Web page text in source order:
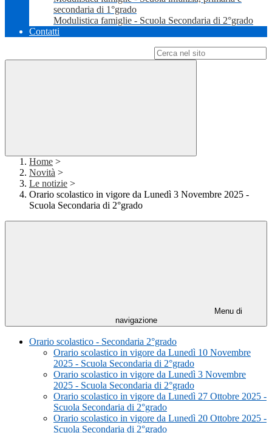
secondaria di 1°grado
Modulistica famiglie - Scuola Secondaria di 2°grado
Contatti
Home >
Novità >
Le notizie >
Orario scolastico in vigore da Lunedì 3 Novembre 2025 -
Scuola Secondaria di 2°grado
Menu di
navigazione
Orario scolastico - Secondaria 2°grado
Orario scolastico in vigore da Lunedì 10 Novembre
2025 - Scuola Secondaria di 2°grado
Orario scolastico in vigore da Lunedì 3 Novembre
2025 - Scuola Secondaria di 2°grado
Orario scolastico in vigore da Lunedì 27 Ottobre 2025 -
Scuola Secondaria di 2°grado
Orario scolastico in vigore da Lunedì 20 Ottobre 2025 -
Scuola Secondaria di 2°grado